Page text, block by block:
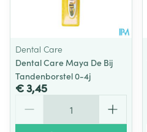
Dental Care
Dental Care Maya De Bij
Tandenborstel 0-4j
€ 3,45